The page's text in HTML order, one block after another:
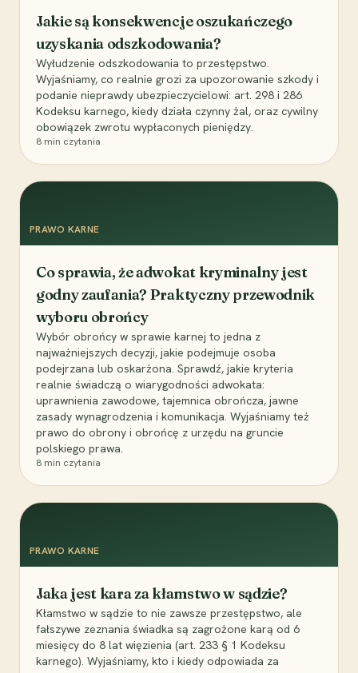
Jakie są konsekwencje oszukańczego
uzyskania odszkodowania?
Wyłudzenie odszkodowania to przestępstwo.
Wyjaśniamy, co realnie grozi za upozorowanie szkody i
podanie nieprawdy ubezpieczycielowi: art. 298 i 286
Kodeksu karnego, kiedy działa czynny żal, oraz cywilny
obowiązek zwrotu wypłaconych pieniędzy.
8 min czytania
PRAWO KARNE
Co sprawia, że adwokat kryminalny jest
godny zaufania? Praktyczny przewodnik
wyboru obrońcy
Wybór obrońcy w sprawie karnej to jedna z
najważniejszych decyzji, jakie podejmuje osoba
podejrzana lub oskarżona. Sprawdź, jakie kryteria
realnie świadczą o wiarygodności adwokata:
uprawnienia zawodowe, tajemnica obrończa, jawne
zasady wynagrodzenia i komunikacja. Wyjaśniamy też
prawo do obrony i obrońcę z urzędu na gruncie
polskiego prawa.
8 min czytania
PRAWO KARNE
Jaka jest kara za kłamstwo w sądzie?
Kłamstwo w sądzie to nie zawsze przestępstwo, ale
fałszywe zeznania świadka są zagrożone karą od 6
miesięcy do 8 lat więzienia (art. 233 § 1 Kodeksu
karnego). Wyjaśniamy, kto i kiedy odpowiada za